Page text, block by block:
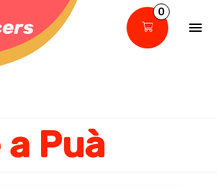
0
a Puà